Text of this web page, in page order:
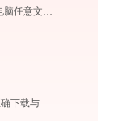
Everything文件搜索工具使用教程：秒级定位电脑任意文件的高效搜索神器
详尽教程：惠普Scitex XP2300打印机驱动的正确下载与安装方式